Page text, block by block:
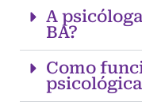
A
BA?
Como